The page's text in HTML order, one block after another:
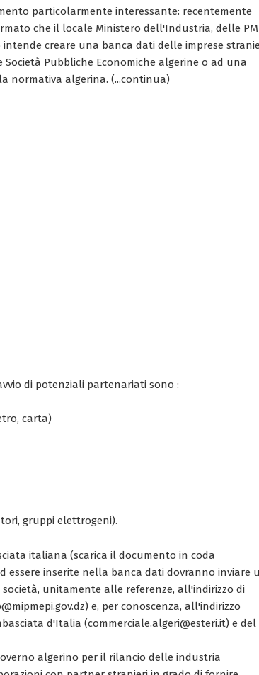
particolarmente interessante: recentemente
che il locale Ministero dell'Industria, delle
creare una banca dati delle imprese
Pubbliche Economiche algerine o ad una
normativa algerina. (...continua)
di potenziali partenariati sono :
carta)
gruppi elettrogeni).
italiana (scarica il documento in coda
essere inserite nella banca dati dovranno inviare
unitamente alle referenze, all'indirizzo di
e, per conoscenza, all'indirizzo
d'Italia (commerciale.algeri@esteri.it) e del
algerino per il rilancio delle industria